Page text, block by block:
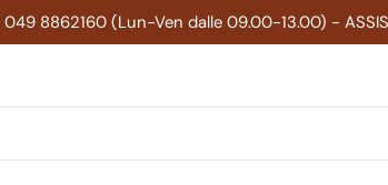
8862160 (Lun-Ven dalle 09.00-13.00) -